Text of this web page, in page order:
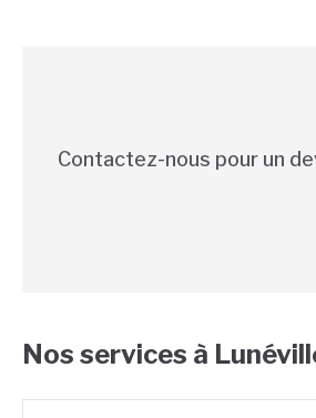
Contactez-nous pour un
Nos services à